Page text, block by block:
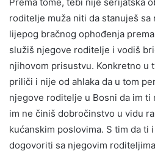
roditelje muža niti da stanuješ sa
lijepog bračnog ophođenja
služiš njegove roditelje i vodiš
njihovom prisustvu. Konkretno u
priliči i nije od ahlaka da u tom
njegove roditelje u Bosni da im ti
im ne činiš dobročinstvo u vidu
kućanskim poslovima. S tim da
dogovoriti sa njegovim